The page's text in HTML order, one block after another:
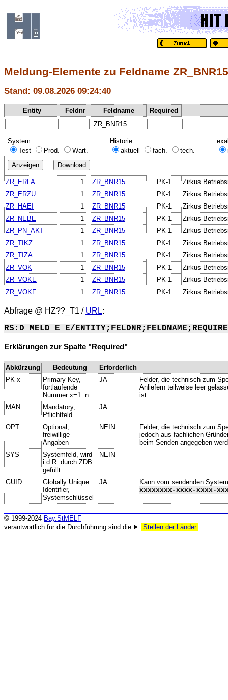
Meldung-Elemente zu Feldname ZR_BNR15
Stand: 09.08.2026 09:24:40
Entity Feldnr Feldname Required
System:
Test
Prod. Wart.
Historie:
aktuell
fach. tech.
ZR_ERLA 1 ZR_BNR15 PK-1
Zirkus
ZR_ERZU
1 ZR_BNR15 PK-1
Zirkus
ZR_HAEI
1 ZR_BNR15 PK-1
Zirkus
ZR_NEBE
1 ZR_BNR15 PK-1
Zirkus
ZR_PN_AKT
1 ZR_BNR15 PK-1
Zirkus
ZR_TIKZ
1 ZR_BNR15 PK-1
Zirkus
ZR_TIZA
1 ZR_BNR15 PK-1
Zirkus
ZR_VOK
1 ZR_BNR15 PK-1
Zirkus
ZR_VOKE
1 ZR_BNR15 PK-1
Zirkus
ZR_VOKF
1 ZR_BNR15 PK-1 Zirkus
Abfrage @ HZ??_T1 / URL:
RS:D_MELD_E_E/
Erklärungen zur Spalte "Required"
Abkürzung Bedeutung
Erforderlich
PK-x
Primary Key,
fortlaufende
Nummer x=1..n
JA
Felder, die technisch zum
Anliefern teilweise leer
ist.
MAN
Mandatory,
Pflichtfeld
JA
OPT
Optional,
freiwillige
Angaben
NEIN
Felder, die technisch zum
jedoch aus fachlichen
beim Senden angegeben
SYS
Systemfeld, wird
i.d.R. durch ZDB
gefüllt
NEIN
GUID
Globally Unique
Identifier,
Systemschlüssel
JA
Kann vom sendenden
xxxxxxxx-xxxx-xxxx-
© 1999-2024 Bay.StMELF
verantwortlich für die Durchführung sind die ⯈
Stellen der Länder